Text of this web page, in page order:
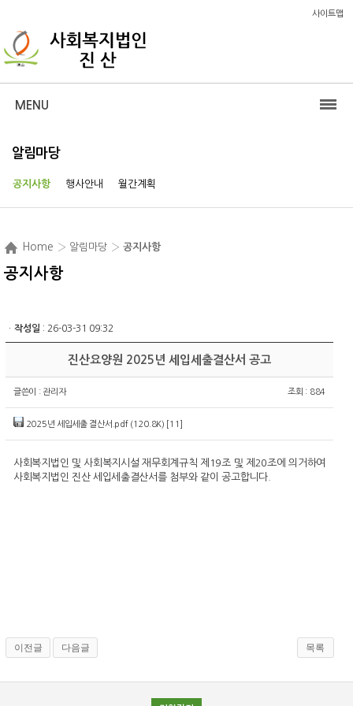
사이트맵
MENU
알림마당
공지사항 행사안내 월간계획
Home › 알림마당 › 공지사항
공지사항
ㆍ 작성일 : 26-03-31 09:32
진산요양원 2025년 세입세출결산서 공고
글쓴이 :관리자 조회 : 884
2025년 세입세출 결산서.pdf (120.8K) [11]
사회복지법인 및 사회복지시설 재무회계규칙 제19조 및 제20조에 의거하여
사회복지법인 진산 세입세출결산서를 첨부와 같이 공고합니다.
이전글 다음글 목록